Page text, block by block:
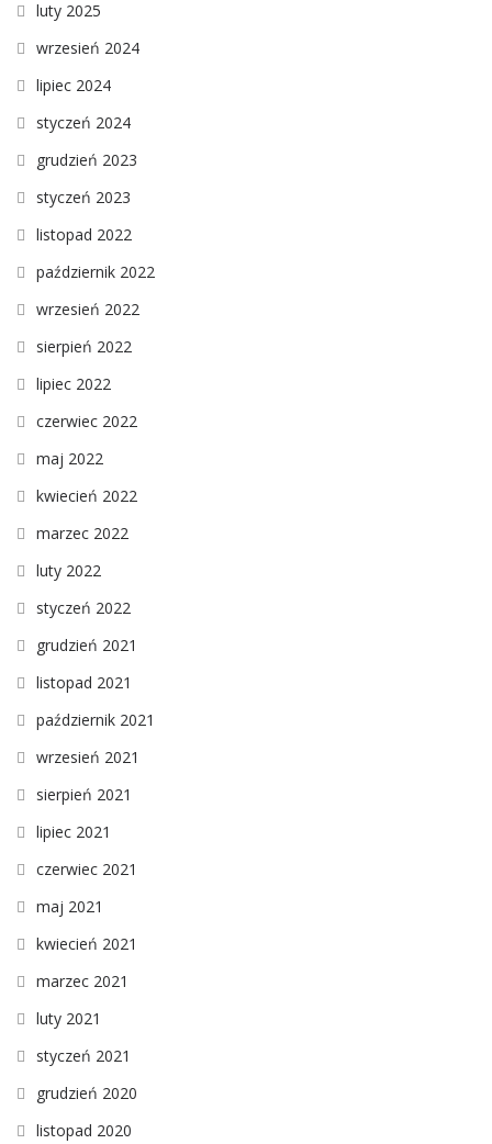
luty 2025
wrzesień 2024
lipiec 2024
styczeń 2024
grudzień 2023
styczeń 2023
listopad 2022
październik 2022
wrzesień 2022
sierpień 2022
lipiec 2022
czerwiec 2022
maj 2022
kwiecień 2022
marzec 2022
luty 2022
styczeń 2022
grudzień 2021
listopad 2021
październik 2021
wrzesień 2021
sierpień 2021
lipiec 2021
czerwiec 2021
maj 2021
kwiecień 2021
marzec 2021
luty 2021
styczeń 2021
grudzień 2020
listopad 2020